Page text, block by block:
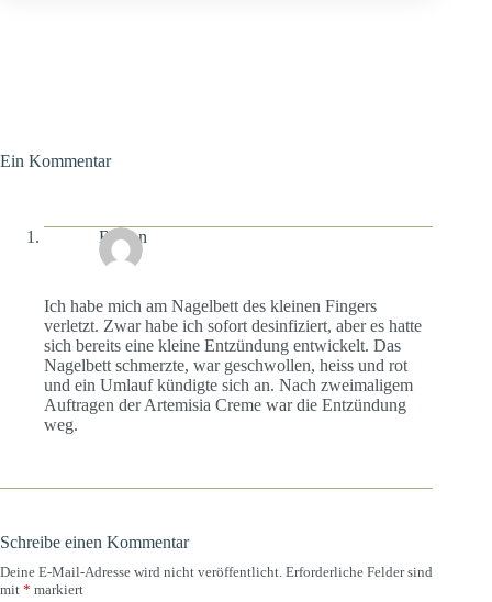
Ein Kommentar
Bufton
1. MAI 2015 / 11:52
Ich habe mich am Nagelbett des kleinen Fingers
verletzt. Zwar habe ich sofort desinfiziert, aber es hatte
sich bereits eine kleine Entzündung entwickelt. Das
Nagelbett schmerzte, war geschwollen, heiss und rot
und ein Umlauf kündigte sich an. Nach zweimaligem
Auftragen der Artemisia Creme war die Entzündung
weg.
Schreibe einen Kommentar
Deine E-Mail-Adresse wird nicht veröffentlicht. Erforderliche Felder sind
mit * markiert